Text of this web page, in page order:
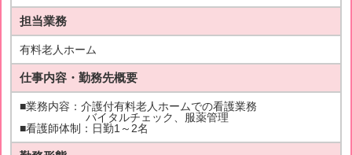
担当業務
有料老人ホーム
仕事内容・勤務先概要
■業務内容：介護付有料老人ホームでの看護業務
バイタルチェック、服薬管理
■看護師体制：日勤1～2名